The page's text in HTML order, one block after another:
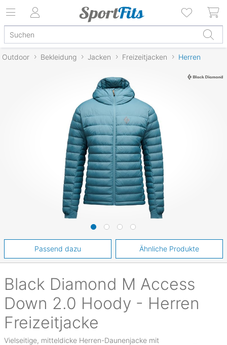
Outdoor Bekleidung Jacken Freizeitjacken Herren
Black Diamond M Access
Down 2.0 Hoody - Herren
Freizeitjacke
Vielseitige, mitteldicke Herren-Daunenjacke mit
Passend dazu Ähnliche Produkte